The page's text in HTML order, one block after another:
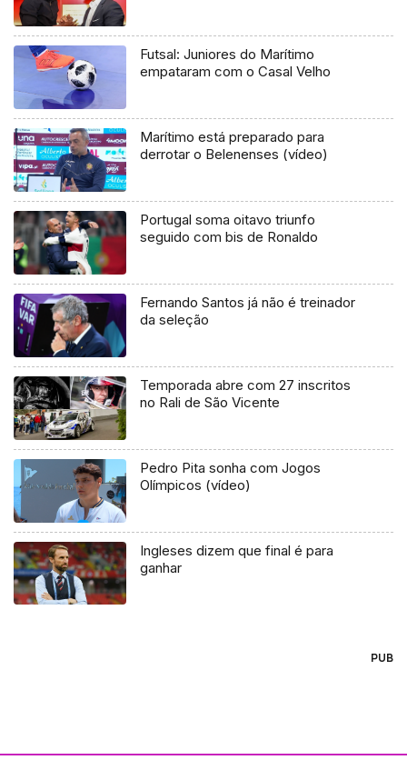
Futsal: Juniores do Marítimo
empataram com o Casal Velho
Marítimo está preparado para
derrotar o Belenenses (vídeo)
Portugal soma oitavo triunfo
seguido com bis de Ronaldo
Fernando Santos já não é treinador
da seleção
Temporada abre com 27 inscritos
no Rali de São Vicente
Pedro Pita sonha com Jogos
Olímpicos (vídeo)
Ingleses dizem que final é para
ganhar
PUB